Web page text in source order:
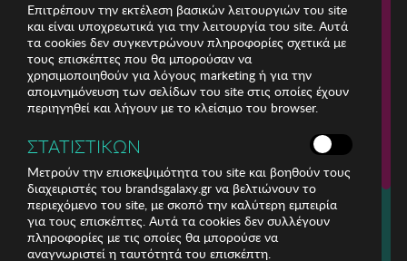
Για τηλεφωνικές παραγγελίες καλέστε
211 18 94 400
(Δευτέρα έως Παρασκευή 9:30 - 14:30 & 24ώρες Φωνητική Πύλη)
Επιτρέπουν την εκτέλεση βασικών λειτουργιών του site
και είναι υποχρεωτικά για την λειτουργία του site. Αυτά
τα cookies δεν συγκεντρώνουν πληροφορίες σχετικά με
τους επισκέπτες που θα μπορούσαν να
χρησιμοποιηθούν για λόγους marketing ή για την
απομνημόνευση των σελίδων του site στις οποίες έχουν
περιηγηθεί και λήγουν με το κλείσιμο του browser.
ΣΤΑΤΙΣΤΙΚΩΝ
Μετρούν την επισκεψιμότητα του site και βοηθούν τους
διαχειριστές του brandsgalaxy.gr να βελτιώνουν το
περιεχόμενο του site, με σκοπό την καλύτερη εμπειρία
για τους επισκέπτες. Αυτά τα cookies δεν συλλέγουν
πληροφορίες με τις οποίες θα μπορούσε να
αναγνωριστεί η ταυτότητά του επισκέπτη.